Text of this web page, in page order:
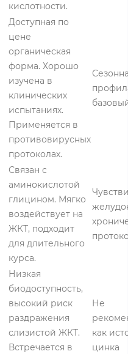
кислотности.
Доступная по
цене
органическая
форма. Хорошо
изучена в
клинических
испытаниях.
Применяется в
противовирусных
протоколах.
Связан с
аминокислотой
глицином. Мягко
воздействует на
ЖКТ, подходит
для длительного
курса.
Низкая
биодоступность,
высокий риск
раздражения
слизистой ЖКТ.
Встречается в
Не
как
цинка